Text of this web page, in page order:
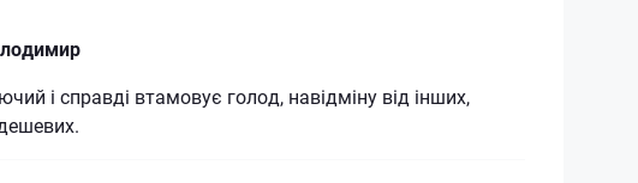
і справді втамовує голод, навідміну від інших,